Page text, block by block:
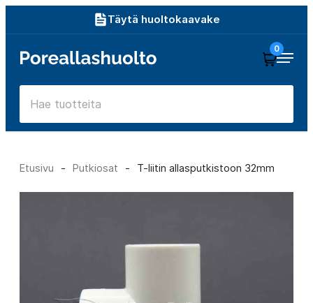
sisältöön
Täytä huoltokaavake
Poreallashuolto
0
Etusivu - Putkiosat - T-liitin allasputkistoon 32mm